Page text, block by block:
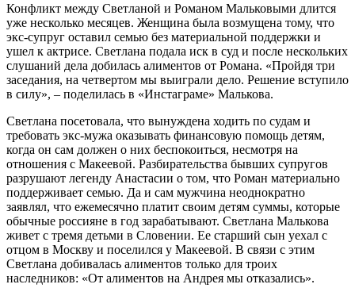
Конфликт между Светланой и Романом Мальковыми длится
уже несколько месяцев. Женщина была возмущена тому, что
экс-супруг оставил семью без материальной поддержки и
ушел к актрисе. Светлана подала иск в суд и после нескольких
слушаний дела добилась алиментов от Романа. «Пройдя три
заседания, на четвертом мы выиграли дело. Решение вступило
в силу», – поделилась в «Инстаграме» Малькова.
Светлана посетовала, что вынуждена ходить по судам и
требовать экс-мужа оказывать финансовую помощь детям,
когда он сам должен о них беспокоиться, несмотря на
отношения с Макеевой. Разбирательства бывших супругов
разрушают легенду Анастасии о том, что Роман материально
поддерживает семью. Да и сам мужчина неоднократно
заявлял, что ежемесячно платит своим детям суммы, которые
обычные россияне в год зарабатывают. Светлана Малькова
живет с тремя детьми в Словении. Ее старший сын уехал с
отцом в Москву и поселился у Макеевой. В связи с этим
Светлана добивалась алиментов только для троих
наследников: «От алиментов на Андрея мы отказались».